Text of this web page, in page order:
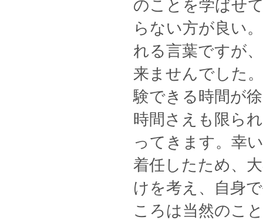
のことを学ばせ
らない方が良い
れる言葉ですが
来ませんでした
験できる時間が
時間さえも限ら
ってきます。幸
着任したため、
けを考え、自身
ころは当然のこ